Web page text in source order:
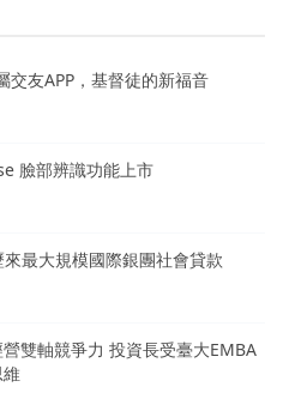
交友APP，基督徒的新福音
臉部辨識功能上市
最大規模國際銀團社會貸款
雙軸競爭力 投資長受臺大EMBA